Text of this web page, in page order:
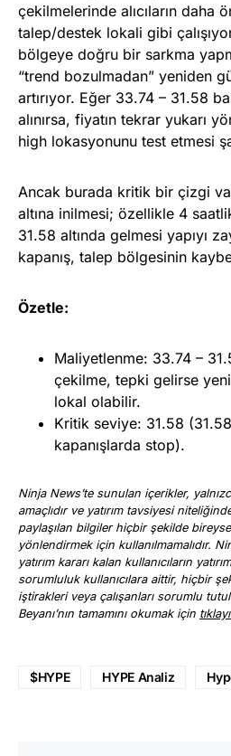
çekilmelerinde alıcıların daha
talep/destek lokali gibi
bölgeye doğru bir sarkma
“trend bozulmadan” yeniden
artırıyor. Eğer 33.74 – 31.58
alınırsa, fiyatın tekrar yukarı
high lokasyonunu test etmesi
Ancak burada kritik bir çizgi
altına inilmesi; özellikle 4
31.58 altında gelmesi yapıyı
kapanış, talep bölgesinin
Özetle:
Maliyetlenme: 33.74 –
çekilme, tepki gelirse
lokal olabilir.
Kritik seviye: 31.58
kapanışlarda stop).
Ninja News’te sunulan içerikler,
amaçlıdır ve yatırım tavsiyesi
paylaşılan bilgiler hiçbir şekilde bireysel
yönlendirmek için kullanılmamalıdır.
yatırım kararı kalan kullanıcıların
sorumluluk kullanıcılara aittir, hiçbir
iştirakleri veya çalışanları sorumlu
Beyanı’nın tamamını okumak için
$HYPE HYPE Analiz